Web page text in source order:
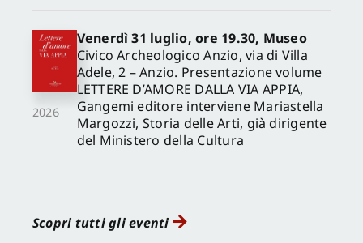
2026
Venerdì 31 luglio, ore 19.30, Museo
Civico Archeologico Anzio, via di Villa
Adele, 2 – Anzio. Presentazione volume
LETTERE D’AMORE DALLA VIA APPIA,
Gangemi editore interviene Mariastella
Margozzi, Storia delle Arti, già dirigente
del Ministero della Cultura
Scopri tutti gli eventi